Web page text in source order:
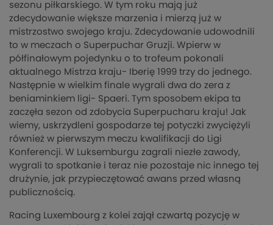
sezonu piłkarskiego. W tym roku mają już
zdecydowanie większe marzenia i mierzą już w
mistrzostwo swojego kraju. Zdecydowanie udowodnili
to w meczach o Superpuchar Gruzji. Wpierw w
półfinałowym pojedynku o to trofeum pokonali
aktualnego Mistrza kraju- Iberię 1999 trzy do jednego.
Następnie w wielkim finale wygrali dwa do zera z
beniaminkiem ligi- Spaeri. Tym sposobem ekipa ta
zaczęła sezon od zdobycia Superpucharu kraju! Jak
wiemy, uskrzydleni gospodarze tej potyczki zwyciężyli
również w pierwszym meczu kwalifikacji do Ligi
Konferencji. W Luksemburgu zagrali niezłe zawody,
wygrali to spotkanie i teraz nie pozostaje nic innego tej
drużynie, jak przypieczętować awans przed własną
publicznością.
Racing Luxembourg z kolei zajął czwartą pozycję w